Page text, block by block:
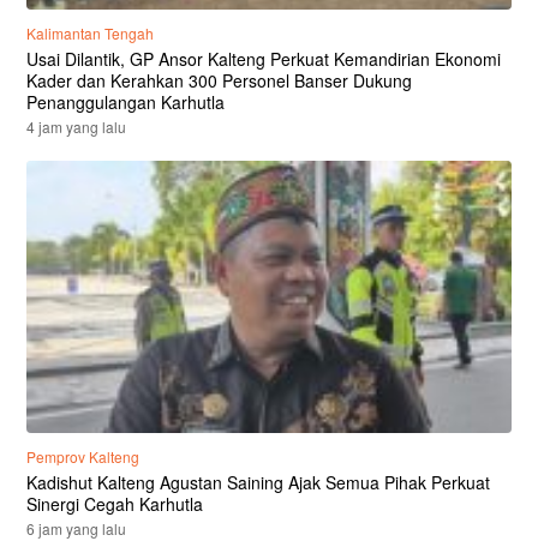
Kalimantan Tengah
Usai Dilantik, GP Ansor Kalteng Perkuat Kemandirian Ekonomi
Kader dan Kerahkan 300 Personel Banser Dukung
Penanggulangan Karhutla
4 jam yang lalu
Pemprov Kalteng
Kadishut Kalteng Agustan Saining Ajak Semua Pihak Perkuat
Sinergi Cegah Karhutla
6 jam yang lalu